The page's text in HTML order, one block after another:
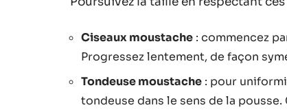
Ciseaux moustache : commencez
Progressez lentement, de façon
Tondeuse moustache : pour
tondeuse dans le sens de la